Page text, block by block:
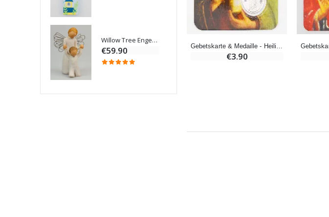
Willow Tree Engel Schutzengel (Guardian Angel) 14 cm
€59.90 €6.00 Gebetskarte & Medaille - Heilige Maria Magdalena
€3.90